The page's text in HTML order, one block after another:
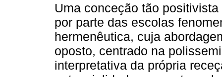
Uma conceção tão
por parte das escolas
hermenêutica, cuja
oposto, centrado na
interpretativa da própria